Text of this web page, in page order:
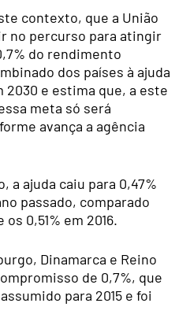
contexto, que a União
no percurso para atingir
do rendimento
dos países à ajuda
e estima que, a este
meta só será
avança a agência
a ajuda caiu para 0,47%
passado, comparado
0,51% em 2016.
Dinamarca e Reino
de 0,7%, que
para 2015 e foi